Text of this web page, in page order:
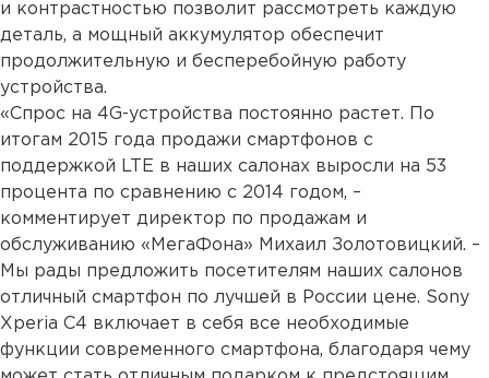
и контрастностью позволит рассмотреть каждую
деталь, а мощный аккумулятор обеспечит
продолжительную и бесперебойную работу
устройства.
«Спрос на 4G-устройства постоянно растет. По
итогам 2015 года продажи смартфонов с
поддержкой LTE в наших салонах выросли на 53
процента по сравнению с 2014 годом, –
комментирует директор по продажам и
обслуживанию «МегаФона» Михаил Золотовицкий. –
Мы рады предложить посетителям наших салонов
отличный смартфон по лучшей в России цене. Sony
Xperia C4 включает в себя все необходимые
функции современного смартфона, благодаря чему